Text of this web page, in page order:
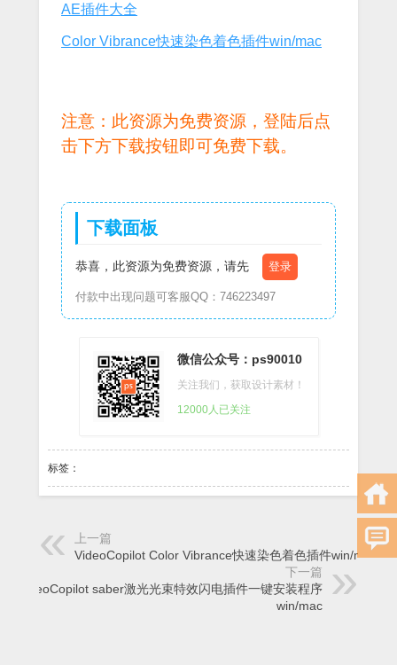
AE插件大全
Color Vibrance快速染色着色插件win/mac
注意：此资源为免费资源，登陆后点
击下方下载按钮即可免费下载。
下载面板
恭喜，此资源为免费资源，请先 登录
付款中出现问题可客服QQ：746223497
微信公众号：ps90010
关注我们，获取设计素材！
12000人已关注
标签：
上一篇
VideoCopilot Color Vibrance快速染色着色插件win/mac
下一篇
VideoCopilot saber激光光束特效闪电插件一键安装程序
win/mac